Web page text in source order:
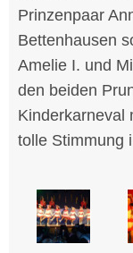
Prinzenpaar
Bettenhausen
Amelie I. und
den beiden
Kinderkarneval
tolle Stimmung